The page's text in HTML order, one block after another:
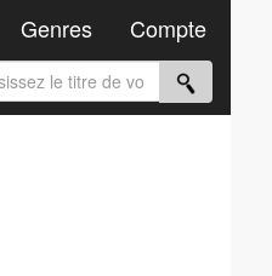
Genres Compte